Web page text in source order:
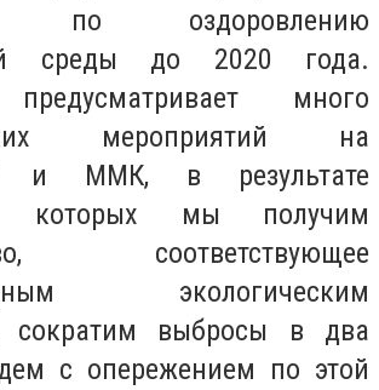
по оздоровлению
среды до 2020 года.
много
мероприятий на
и ММК, в результате
которых мы получим
соответствующее
экологическим
сократим выбросы в два
с опережением по этой